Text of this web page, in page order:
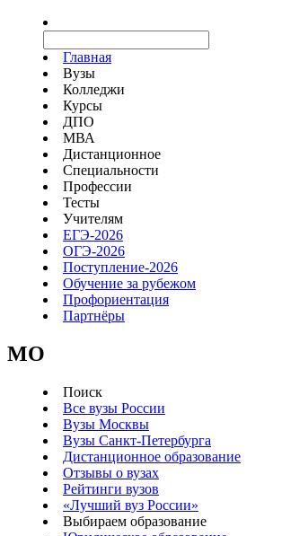
Главная
Вузы
Колледжи
Курсы
ДПО
МВА
Дистанционное
Специальности
Профессии
Тесты
Учителям
ЕГЭ-2026
ОГЭ-2026
Поступление-2026
Обучение за рубежом
Профориентация
Партнёры
MO
Поиск
Все вузы России
Вузы Москвы
Вузы Санкт-Петербурга
Дистанционное образование
Отзывы о вузах
Рейтинги вузов
«Лучший вуз России»
Выбираем образование